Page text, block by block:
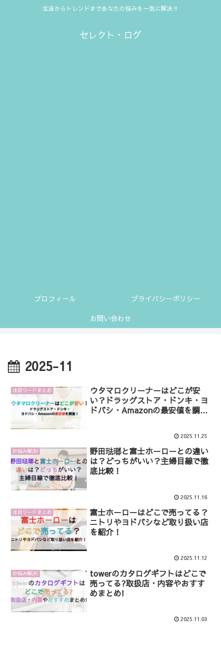
生活からトレンドまであなたの悩みを一気に解決‼
セレクト・ログ
プロフィール
プライバシーポリシー
お問い合わせ
2025-11
注目ワードまとめ
ウタマロクリーナーはどこが安
い？ドラッグストア・ドンキ・ヨ
ドバシ・Amazonの最安値を調
2025.11.25
お悩み解決!
野田琺瑯と富士ホーローとの違い
は？どっちがいい？主婦目線で徹
底比較！
2025.11.16
注目ワードまとめ
富士ホーローはどこで売ってる？
ニトリやヨドバシなど取り扱い店
を紹介！
2025.11.12
お悩み解決!
towerのカタログギフトはどこで
売ってる?取扱店・内容やおすす
めまとめ!
2025.11.03